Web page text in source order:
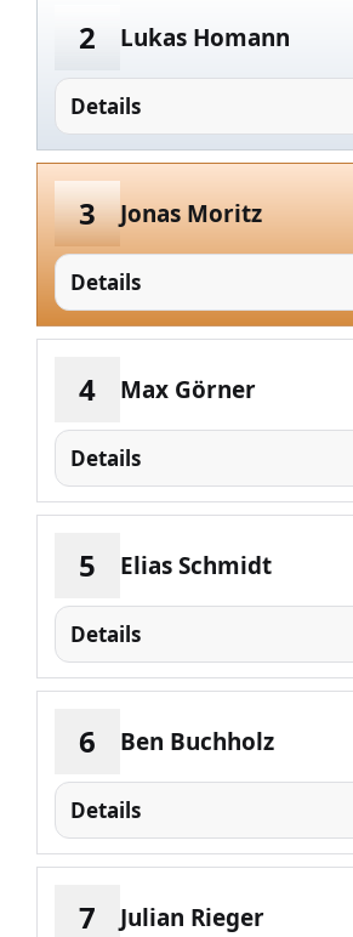
2 Lukas Homann
Details
3 Jonas Moritz
Details
4 Max Görner
Details
5 Elias Schmidt
Details
6 Ben Buchholz
Details
7 Julian Rieger